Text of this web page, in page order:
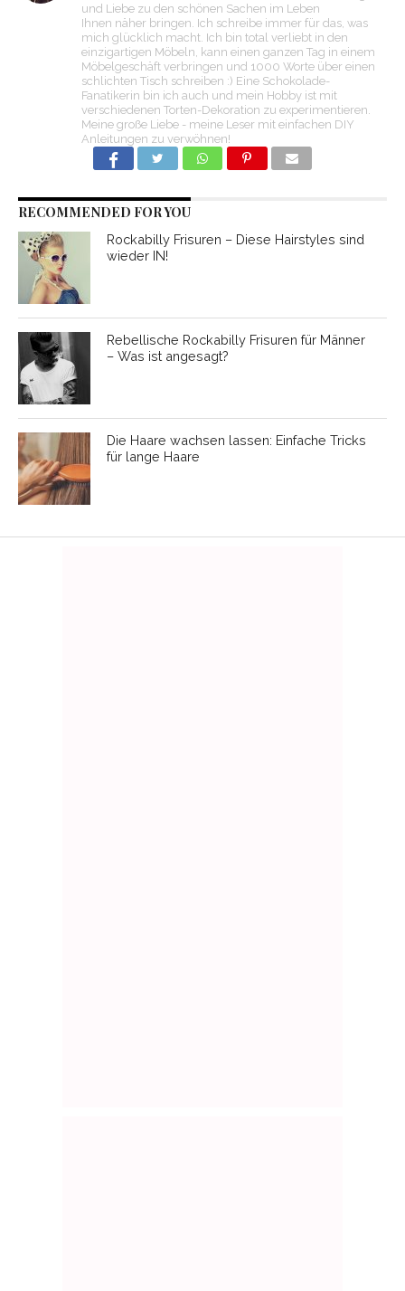
und Liebe zu den schönen Sachen im Leben
Ihnen näher bringen. Ich schreibe immer für das, was
mich glücklich macht. Ich bin total verliebt in den
einzigartigen Möbeln, kann einen ganzen Tag in einem
Möbelgeschäft verbringen und 1000 Worte über einen
schlichten Tisch schreiben :) Eine Schokolade-
Fanatikerin bin ich auch und mein Hobby ist mit
verschiedenen Torten-Dekoration zu experimentieren.
Meine große Liebe - meine Leser mit einfachen DIY
Anleitungen zu verwöhnen!
RECOMMENDED FOR YOU
Rockabilly Frisuren – Diese Hairstyles sind
wieder IN!
Rebellische Rockabilly Frisuren für Männer
– Was ist angesagt?
Die Haare wachsen lassen: Einfache Tricks
für lange Haare